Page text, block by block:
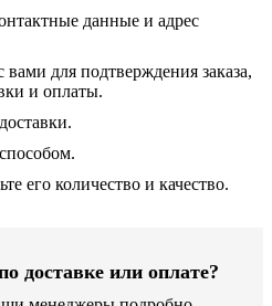
данные и адрес
для подтверждения заказа,
и оплаты.
его количество и качество.
доставке или оплате?